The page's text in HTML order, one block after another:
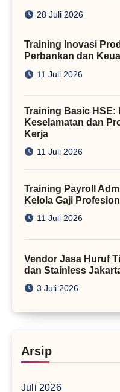
Bisnis Digital
28 Juli 2026
Training Inovasi
Perbankan dan
11 Juli 2026
Training Basic HSE:
Keselamatan dan
Kerja
11 Juli 2026
Training Payroll
Kelola Gaji
11 Juli 2026
Vendor Jasa Huruf
dan Stainless
3 Juli 2026
Arsip
Juli 2026